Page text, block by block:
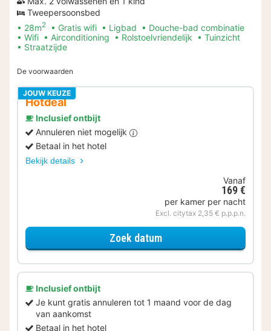
Tweepersoonsbed
28m2 Gratis wifi Ligbad
Douche-bad combinatie
Wifi
Airconditioning Rolstoelvriendelijk
Tuinzicht
Straatzijde
De voorwaarden
JOUW KEUZE
Hotdeal
Inclusief ontbijt
Annuleren niet mogelijk
Betaal in het hotel
Bekijk details
Vanaf
169 €
per kamer per nacht
Excl. citytax 2,35 € p.p.p.n.
Zoek datumvoor Deluxe kamer
Inclusief ontbijt
Je kunt gratis annuleren tot 1 maand voor de dag
van aankomst
Betaal in het hotel